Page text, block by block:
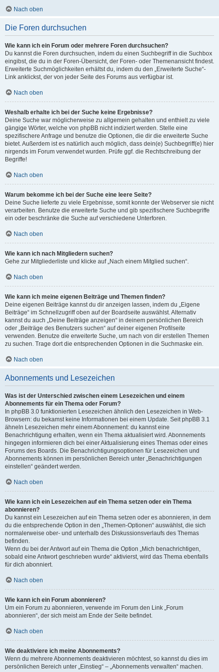
Nach oben
Die Foren durchsuchen
Wie kann ich ein Forum oder mehrere Foren durchsuchen?
Du kannst die Foren durchsuchen, indem du einen Suchbegriff in die Suchbox
eingibst, die du in der Foren-Übersicht, der Foren- oder Themenansicht findest.
Erweiterte Suchmöglichkeiten erhältst du, indem du den „Erweiterte Suche“-
Link anklickst, der von jeder Seite des Forums aus verfügbar ist.
Nach oben
Weshalb erhalte ich bei der Suche keine Ergebnisse?
Deine Suche war möglicherweise zu allgemein gehalten und enthielt zu viele
gängige Wörter, welche von phpBB nicht indiziert werden. Stelle eine
spezifischere Anfrage und benutze die Optionen, die dir die erweiterte Suche
bietet. Außerdem ist es natürlich auch möglich, dass dein(e) Suchbegriff(e) hier
nirgends im Forum verwendet wurden. Prüfe ggf. die Rechtschreibung der
Begriffe!
Nach oben
Warum bekomme ich bei der Suche eine leere Seite?
Deine Suche lieferte zu viele Ergebnisse, somit konnte der Webserver sie nicht
verarbeiten. Benutze die erweiterte Suche und gib spezifischere Suchbegriffe
ein oder beschränke die Suche auf verschiedene Unterforen.
Nach oben
Wie kann ich nach Mitgliedern suchen?
Gehe zur Mitgliederliste und klicke auf „Nach einem Mitglied suchen“.
Nach oben
Wie kann ich meine eigenen Beiträge und Themen finden?
Deine eigenen Beiträge kannst du dir anzeigen lassen, indem du „Eigene
Beiträge“ im Schnellzugriff oben auf der Boardseite auswählst. Alternativ
kannst du auch „Deine Beiträge anzeigen“ in deinem persönlichen Bereich
oder „Beiträge des Benutzers suchen“ auf deiner eigenen Profilseite
verwenden. Benutze die erweiterte Suche, um nach von dir erstellen Themen
zu suchen. Trage dort die entsprechenden Optionen in die Suchmaske ein.
Nach oben
Abonnements und Lesezeichen
Was ist der Unterschied zwischen einem Lesezeichen und einem
Abonnements für ein Thema oder Forum?
In phpBB 3.0 funktionierten Lesezeichen ähnlich den Lesezeichen in Web-
Browsern: du bekamst keine Informationen bei einem Update. Seit phpBB 3.1
ähneln Lesezeichen mehr einem Abonnement: du kannst eine
Benachrichtigung erhalten, wenn ein Thema aktualisiert wird. Abonnements
hingegen informieren dich bei einer Aktualisierung eines Themas oder eines
Forums des Boards. Die Benachrichtigungsoptionen für Lesezeichen und
Abonnements können im persönlichen Bereich unter „Benachrichtigungen
einstellen“ geändert werden.
Nach oben
Wie kann ich ein Lesezeichen auf ein Thema setzen oder ein Thema
abonnieren?
Du kannst ein Lesezeichen auf ein Thema setzen oder es abonnieren, in dem
du die entsprechende Option in den „Themen-Optionen“ auswählst, die sich
normalerweise ober- und unterhalb des Diskussionsverlaufs des Themas
befinden.
Wenn du bei der Antwort auf ein Thema die Option „Mich benachrichtigen,
sobald eine Antwort geschrieben wurde“ aktivierst, wird das Thema ebenfalls
für dich abonniert.
Nach oben
Wie kann ich ein Forum abonnieren?
Um ein Forum zu abonnieren, verwende im Forum den Link „Forum
abonnieren“, der sich meist am Ende der Seite befindet.
Nach oben
Wie deaktiviere ich meine Abonnements?
Wenn du mehrere Abonnements deaktivieren möchtest, so kannst du dies im
persönlichen Bereich unter „Einstieg“ – „Abonnements verwalten“ machen.